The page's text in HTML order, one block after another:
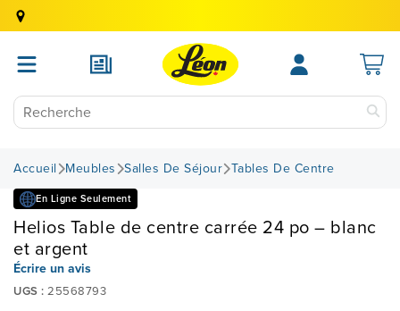
Accueil Meubles Salles De Séjour Tables De Centre
En Ligne Seulement
Helios Table de centre carrée 24 po – blanc
et argent
Écrire un avis
UGS : 25568793